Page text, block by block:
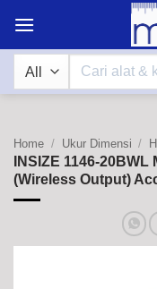
content
Search
Home / Ukur Dimensi /
INSIZE 1146-
(Wireless Output)